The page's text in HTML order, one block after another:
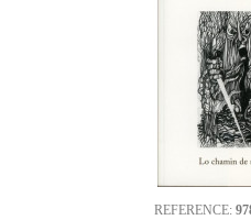
REFERENCE: